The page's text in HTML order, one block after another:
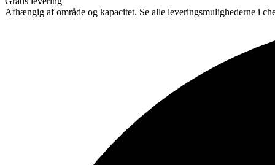
Afhængig af område og kapacitet. Se alle leveringsmulighederne i